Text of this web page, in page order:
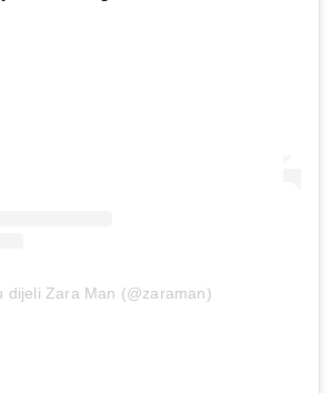
dijeli Zara Man (@zaraman)